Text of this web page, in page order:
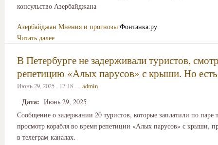
консульство Азербайджана
Азербайджан Мнения и прогнозы Фонтанка.ру
Читать далее
В Петербурге не задерживали туристов,
репетицию «Алых парусов» с крыши. Но
Июнь 29, 2025 - 17:18 —admin
Дата: Июнь 29, 2025
Сообщение о задержании 20 туристов, которые заплатили по паре
просмотр корабля во время репетиции «Алых парусов» с крыши,
в телеграм-каналах.